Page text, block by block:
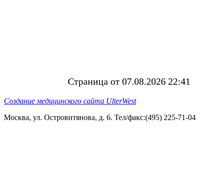
Страница от 07.08.2026 22:41
Создание медицинского сайта UlterWest
Москва, ул. Островитянова, д. 6. Тел/факс:(495) 225-71-04